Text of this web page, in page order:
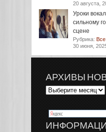
20 августа,
Уроки
сильному
сцене
Рубрика:
30 июня,
АРХИВЫ